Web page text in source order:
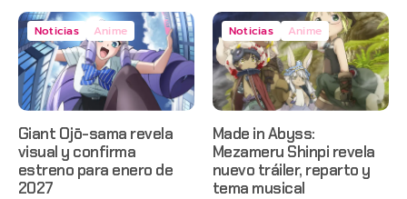
Noticias Anime
Giant Ojō-sama revela
visual y confirma
estreno para enero de
2027
Noticias Anime
Made in Abyss:
Mezameru Shinpi revela
nuevo tráiler, reparto y
tema musical